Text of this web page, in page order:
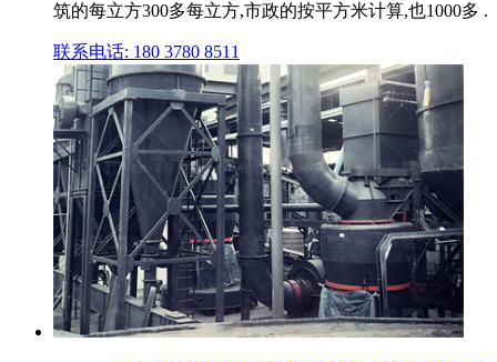
筑的每立方300多每立方,市政的按平方米计算,也1000多 .
联系电话: 180 3780 8511